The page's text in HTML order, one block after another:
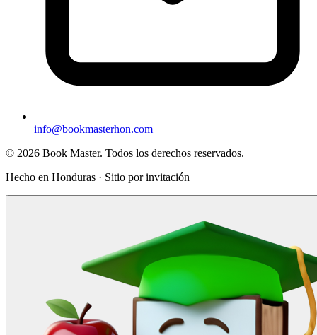
info@bookmasterhon.com
© 2026 Book Master. Todos los derechos reservados.
Hecho en Honduras · Sitio por invitación